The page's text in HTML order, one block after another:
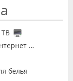
ТВ
белья